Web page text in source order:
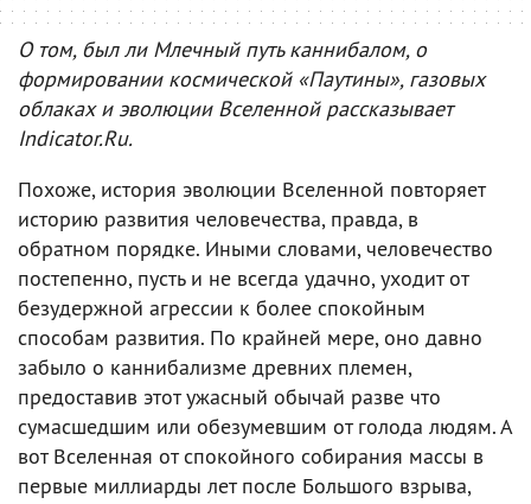
О том, был ли Млечный путь каннибалом, о
формировании космической «Паутины», газовых
облаках и эволюции Вселенной рассказывает
Indicator.Ru.
Похоже, история эволюции Вселенной повторяет
историю развития человечества, правда, в
обратном порядке. Иными словами, человечество
постепенно, пусть и не всегда удачно, уходит от
безудержной агрессии к более спокойным
способам развития. По крайней мере, оно давно
забыло о каннибализме древних племен,
предоставив этот ужасный обычай разве что
сумасшедшим или обезумевшим от голода людям. А
вот Вселенная от спокойного собирания массы в
первые миллиарды лет после Большого взрыва,